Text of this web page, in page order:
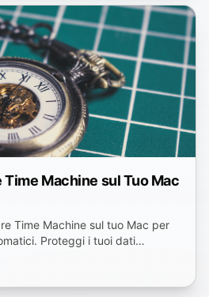
Machine sul Tuo Mac
Time Machine sul tuo Mac per
Proteggi i tuoi dati
passaggi.